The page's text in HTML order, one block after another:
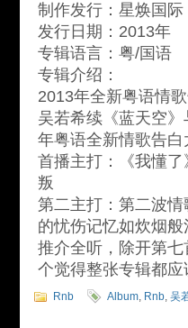
制作发行：星焕国际
发行日期：2013年
专辑语言：粤/国语
专辑介绍：
2013年全新粤语情歌
吴若希续《蓝天空
年粤语全新情歌告白
首播主打：《我懂
叛
第二主打：第二波
的忧伤记忆如炊烟般
推介全听，除开第
个觉得整张专辑都应
Rnb Album, Rnb, 吴